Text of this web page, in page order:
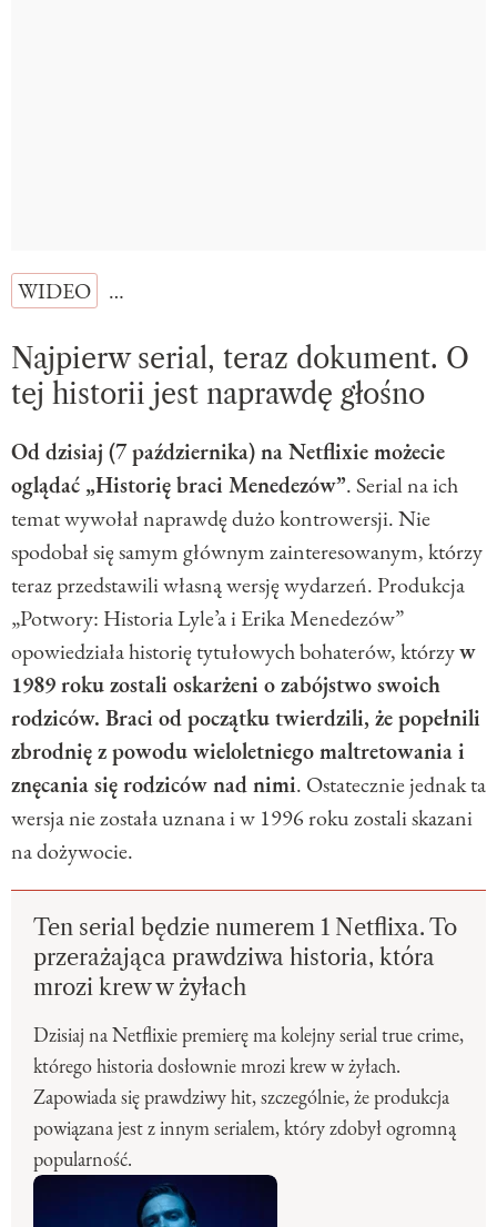
WIDEO …
Najpierw serial, teraz dokument. O
tej historii jest naprawdę głośno
Od dzisiaj (7 października) na Netflixie możecie
oglądać „Historię braci Menedezów”. Serial na ich
temat wywołał naprawdę dużo kontrowersji. Nie
spodobał się samym głównym zainteresowanym, którzy
teraz przedstawili własną wersję wydarzeń. Produkcja
„Potwory: Historia Lyle’a i Erika Menedezów”
opowiedziała historię tytułowych bohaterów, którzyw
1989 roku zostali oskarżeni o zabójstwo swoich
rodziców. Braci od początku twierdzili, że popełnili
zbrodnię z powodu wieloletniego maltretowania i
znęcania się rodziców nad nimi. Ostatecznie jednak ta
wersja nie została uznana i w 1996 roku zostali skazani
na dożywocie.
Ten serial będzie numerem 1 Netflixa. To
przerażająca prawdziwa historia, która
mrozi krew w żyłach
Dzisiaj na Netflixie premierę ma kolejny serial true crime,
którego historia dosłownie mrozi krew w żyłach.
Zapowiada się prawdziwy hit, szczególnie, że produkcja
powiązana jest z innym serialem, który zdobył ogromną
popularność.